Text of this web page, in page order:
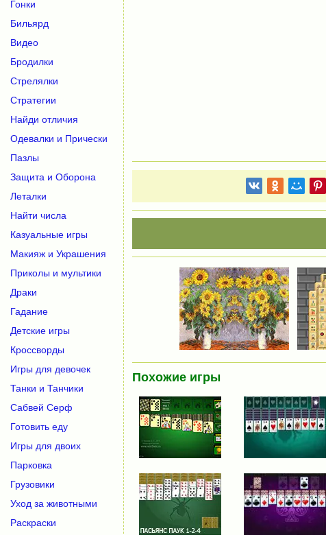
Похожие игры
Гонки
Бильярд
Видео
Бродилки
Стрелялки
Стратегии
Найди отличия
Одевалки и Прически
Пазлы
Защита и Оборона
Леталки
Найти числа
Казуальные игры
Макияж и Украшения
Приколы и мультики
Драки
Гадание
Детские игры
Кроссворды
Игры для девочек
Танки и Танчики
Сабвей Серф
Готовить еду
Игры для двоих
Парковка
Грузовики
Уход за животными
Раскраски